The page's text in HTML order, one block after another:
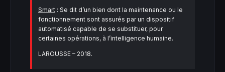
Smart : Se dit d’un bien dont la maintenance ou le
fonctionnement sont assurés par un dispositif
automatisé capable de se substituer, pour
certaines opérations, à l’intelligence humaine.
LAROUSSE – 2018.